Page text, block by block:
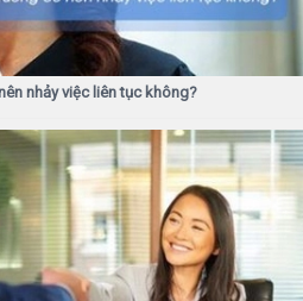
nhảy việc liên tục không?